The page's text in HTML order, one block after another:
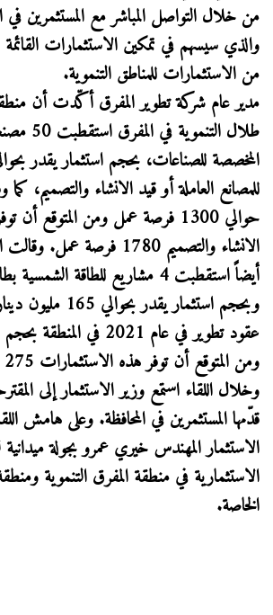
من خلال التواصل المباشر مع المستثمرين في
والذي سيسهم في تمكين الاستثمارات
من الاستثمارات للمناطق التنموية.
مدير عام شركة تطوير المفرق أكّدت أن
طلال
للمصانع العاملة أو قيد الانشاء والتصميم،
حوالي 1300 فرصة عمل ومن المتوقع أن
الانشاء والتصميم 1780 فرصة
ومن المتوقع أن توفر هذه الاستثمارات 275 فرصة عمل.
وخلال اللقاء استمع وزير الاستثمار إلى
قدّمها المستثمرين في المحافظة. وعلى هامش
الاستثمار المهندس خيري عمرو بجولة
الاستثمارية في منطقة المفرق التنموية ومنطقة
الخاصة.